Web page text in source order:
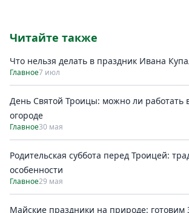
Читайте также
Что нельзя делать в праздник Ивана
Главное7 июл
День Святой Троицы: можно ли работать
огороде
Главное30 мая
Родительская суббота перед Троицей:
особенности
Главное29 мая
Майские праздники на природе: готовим